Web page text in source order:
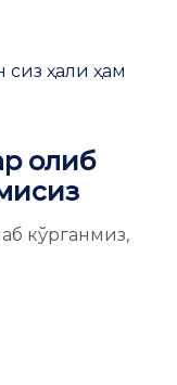
олиб
кўрганмиз,